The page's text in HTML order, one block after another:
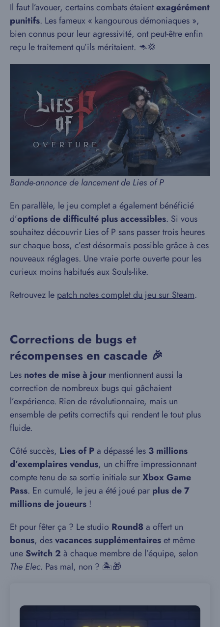
Il faut l’avouer, certains combats étaientexagérément
punitifs. Les fameux « kangourous démoniaques »,
bien connus pour leur agressivité, ont peut-être enfin
reçu le traitement qu’ils méritaient. 🦘💢
Bande-annonce de lancement de Lies of P
En parallèle, le jeu complet a également bénéficié
d’options de difficulté plus accessibles. Si vous
souhaitez découvrir Lies of P sans passer trois heures
sur chaque boss, c’est désormais possible grâce à ces
nouveaux réglages. Une vraie porte ouverte pour les
curieux moins habitués aux Souls-like.
Retrouvez le patch notes complet du jeu sur Steam.
Corrections de bugs et
récompenses en cascade 🎉
Les notes de mise à jour mentionnent aussi la
correction de nombreux bugs qui gâchaient
l’expérience. Rien de révolutionnaire, mais un
ensemble de petits correctifs qui rendent le tout plus
fluide.
Côté succès, Lies of Pa dépassé les 3 millions
d’exemplaires vendus, un chiffre impressionnant
compte tenu de sa sortie initiale surXbox Game
Pass. En cumulé, le jeu a été joué par plus de 7
millions de joueurs !
Et pour fêter ça ? Le studio Round8a offert un
bonus, desvacances supplémentaireset même
une Switch 2 à chaque membre de l’équipe, selon
The Elec. Pas mal, non ? 🏝️🎁